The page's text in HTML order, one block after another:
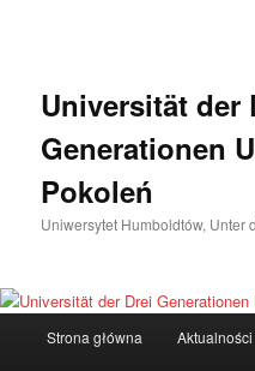
Universität der
Generationen
Pokoleń
Uniwersytet Humboldtów, Unter
Strona główna Aktualności